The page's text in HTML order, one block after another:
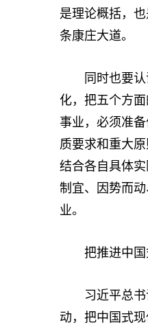
是理论概括，
条康庄大道。
同时也要认识
化，把五个方
事业，必须准
质要求和重大
结合各自具体
制宜、因势而
业。
把推进中国
习近平总书记
动，把中国式